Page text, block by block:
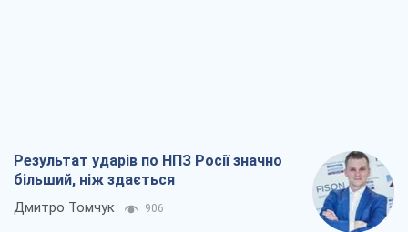
Результат ударів по НПЗ Росії значно
більший, ніж здається
Дмитро Томчук 906